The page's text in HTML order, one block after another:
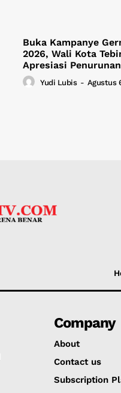
Buka Kampanye
2026, Wali Kota
Apresiasi
Yudi Lubis - Agustus
Company
About
Contact us
Subscription